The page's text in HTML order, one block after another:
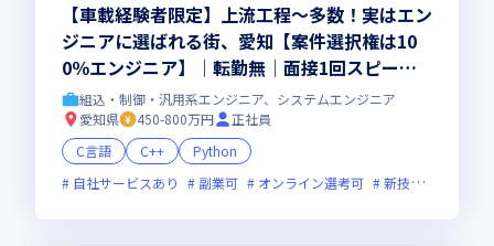
【車載経験者限定】上流工程～多数！実はエン
ジニアに選ばれる街、愛知【案件選択権は10
0％エンジニア】│転勤無│面接1回スピード
選考で負担少なく│福利厚生・研修制度充実
組込・制御・汎用系エンジニア、システムエンジニア
愛知県
450-800万円
正社員
C言語
C++
Python
自社サービスあり
副業可 オンライン選考可 新技術に積極的